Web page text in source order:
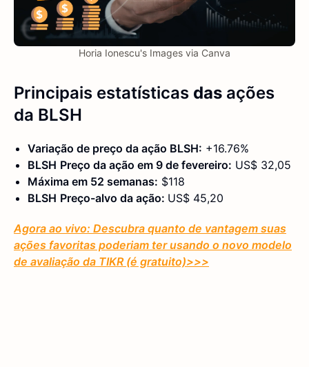
Horia Ionescu's Images via Canva
Principais estatísticas das ações
da BLSH
Variação de preço da ação BLSH: +16.76%
BLSH Preço da ação em 9 de fevereiro: US$ 32,05
Máxima em 52 semanas: $118
BLSH Preço-alvo da ação: US$ 45,20
Agora ao vivo: Descubra quanto de vantagem suas
ações favoritas poderiam ter usando o novo modelo
de avaliação da TIKR (é gratuito)>>>